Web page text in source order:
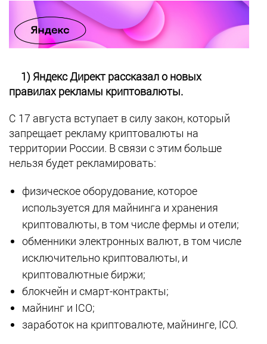
1) Яндекс Директ рассказал о новых
правилах рекламы криптовалюты.
С 17 августа вступает в силу закон, который
запрещает рекламу криптовалюты на
территории России. В связи с этим больше
нельзя будет рекламировать:
физическое оборудование, которое
используется для майнинга и хранения
криптовалюты, в том числе фермы и отели;
обменники электронных валют, в том числе
исключительно криптовалюты, и
криптовалютные биржи;
блокчейн и смарт-контракты;
майнинг и ICO;
заработок на криптовалюте, майнинге, ICO.